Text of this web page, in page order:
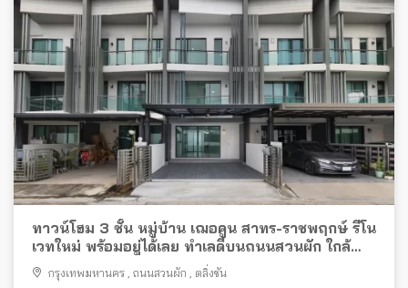
ทาวน์โฮม 3 ชั้น หมู่บ้าน เฌอคูน สาทร-ราชพฤกษ์ รีโน
เวทใหม่ พร้อมอยู่ได้เลย ทำเลดีบนถนนสวนผัก ใกล้
ทางด่วน
กรุงเทพมหานคร ถนนสวนผัก ตลิ่งชัน